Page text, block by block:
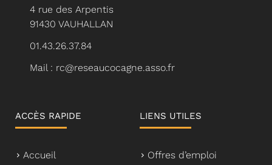
4 rue des Arpentis
91430 VAUHALLAN
01.43.26.37.84
Mail : rc@reseaucocagne.asso.fr
ACCÈS RAPIDE
Accueil
LIENS UTILES
Offres d’emploi